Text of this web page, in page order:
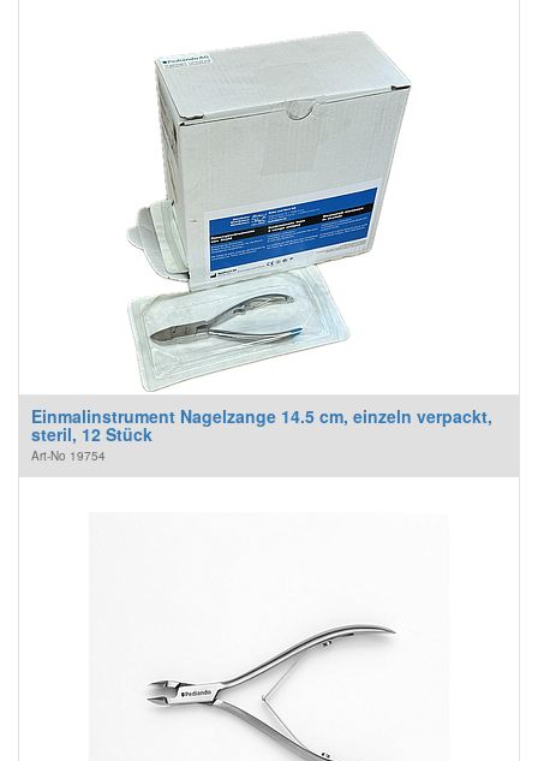
Einmalinstrument Nagelzange 14.5 cm, einzeln verpackt,
steril, 12 Stück
Art-No 19754